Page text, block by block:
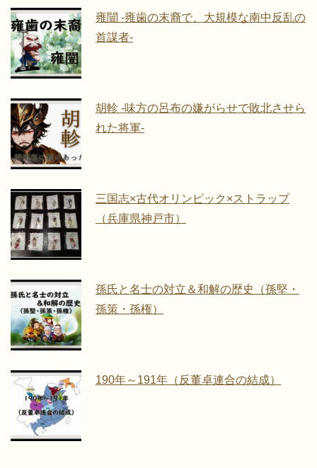
雍闓 -雍歯の末裔で、大規模な南中反乱の
首謀者-
胡軫 -味方の呂布の嫌がらせで敗北させら
れた将軍-
三国志×古代オリンピック×ストラップ
（兵庫県神戸市）
孫氏と名士の対立＆和解の歴史（孫堅・
孫策・孫権）
190年～191年（反董卓連合の結成）